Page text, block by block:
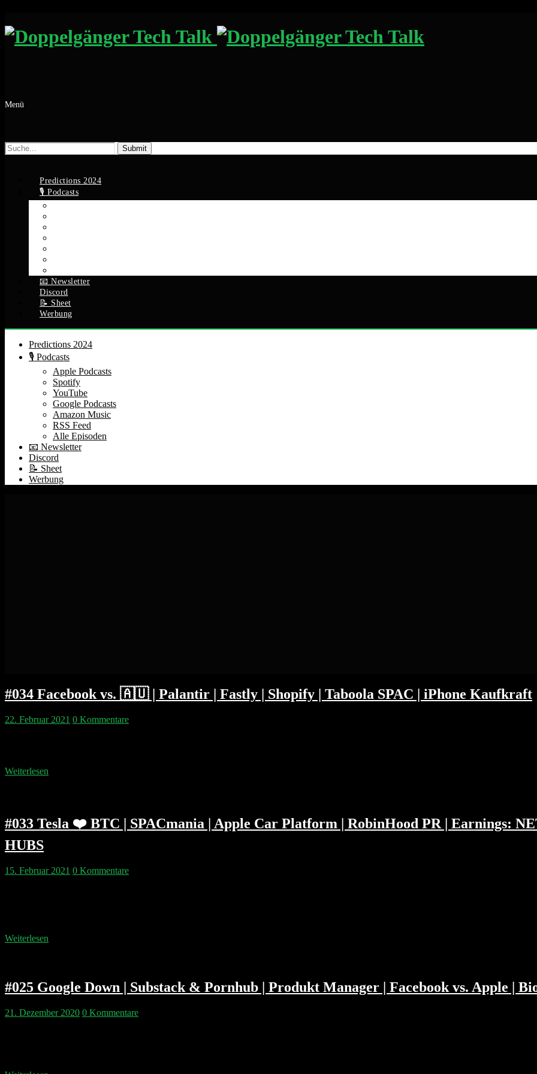
Menü
Suche
nach:
Predictions 2024
🎙️ Podcasts
📧 Newsletter
Discord
📝 Sheet
Werbung
Predictions 2024
🎙️ Podcasts
Apple Podcasts
Spotify
YouTube
Google Podcasts
Amazon Music
RSS Feed
Alle Episoden
📧 Newsletter
Discord
📝 Sheet
Werbung
#034 Facebook vs. 🇦🇺 | Palantir | Fastly | Shopify | Taboola SPAC | iPhone Kaufkraft
22. Februar 2021 0 Kommentare
Weiterlesen
#033 Tesla ❤️ BTC | SPACmania | Apple Car Platform | RobinHood PR | Earnings:
HUBS
15. Februar 2021 0 Kommentare
Weiterlesen
#025 Google Down | Substack & Pornhub | Produkt Manager | Facebook vs. Apple |
21. Dezember 2020 0 Kommentare